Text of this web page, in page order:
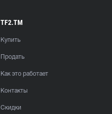
TF2.TM
Купить
Продать
Как это работает
Контакты
Скидки